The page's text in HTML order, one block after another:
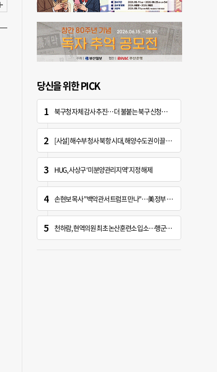
당신을 위한 PICK
북구청 자체 감사 추진… 더 불붙는 북구 신청사 갈등
[사설] 해수부 청사 북항 시대, 해양수도권 이끌 구심점 돼야
HUG, 사상구 ‘미분양관리지역’ 지정 해제
손현보 목사 "백악관서 트럼프 만나"…美 정부 인사와 접촉
천하람, 현역의원 최초 논산훈련소 입소…행군·각개전투 훈련